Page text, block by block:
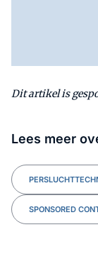
Dit artikel is
Lees meer
SPONSORED